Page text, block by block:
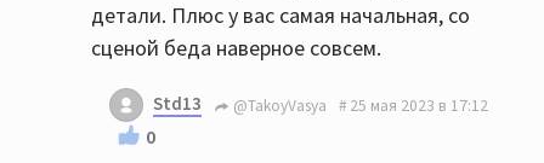
детали. Плюс у вас самая начальная, со
сценой беда наверное совсем.
Std13 @TakoyVasya 25 мая 2023 в 17:12
0